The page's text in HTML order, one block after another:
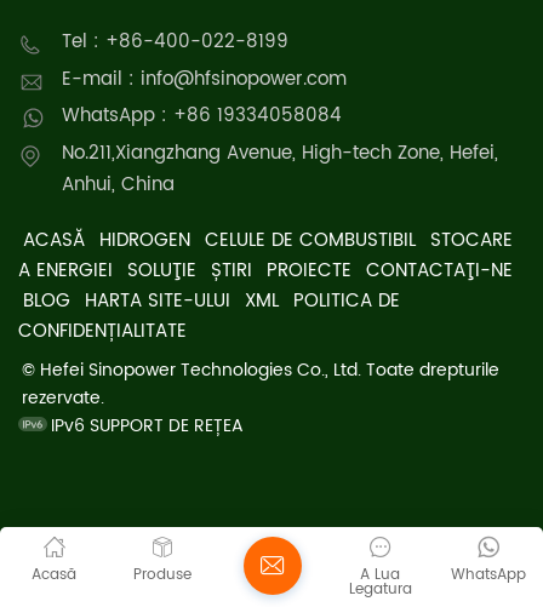
Tel : +86-400-022-8199
E-mail : info@hfsinopower.com
WhatsApp : +86 19334058084
No.211,Xiangzhang Avenue, High-tech Zone, Hefei,
Anhui, China
ACASĂ HIDROGEN CELULE DE COMBUSTIBIL STOCARE
A ENERGIEI SOLUŢIE ȘTIRI PROIECTE CONTACTAŢI-NE
BLOG HARTA SITE-ULUI XML POLITICA DE
CONFIDENȚIALITATE
© Hefei Sinopower Technologies Co., Ltd. Toate drepturile
rezervate.
IPv6 SUPPORT DE REȚEA
Acasă Produse WhatsApp
A Lua
Legatura